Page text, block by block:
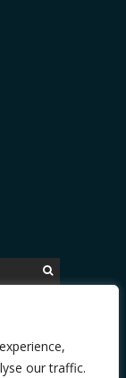
our traffic.